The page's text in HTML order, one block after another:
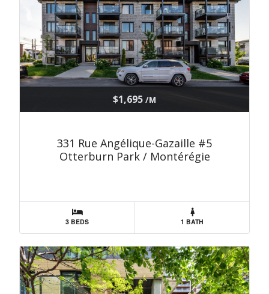
$1,695 /M
331 Rue Angélique-Gazaille #5
Otterburn Park / Montérégie
3 BEDS 1 BATH